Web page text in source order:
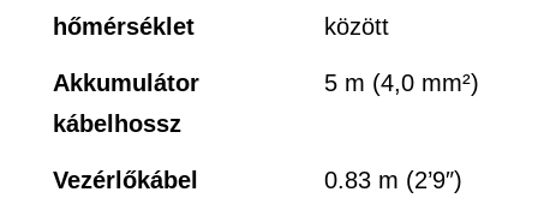
hőmérséklet
között
Akkumulátor
kábelhossz
5 m (4,0 mm²)
Vezérlőkábel 0.83 m (2’9″)